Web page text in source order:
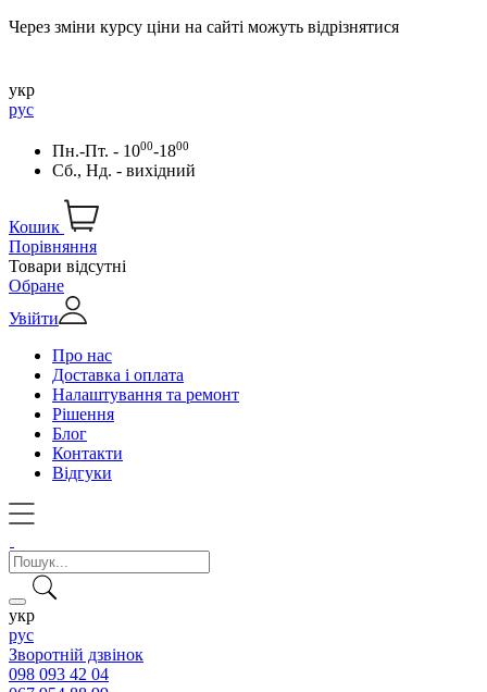
Через зміни курсу ціни на сайті можуть відрізнятися
укр
рус
Пн.-Пт. - 1000-1800
Сб., Нд. - вихідний
Кошик
Порівняння
Товари відсутні
Обране
Увійти
Про нас
Доставка і оплата
Налаштування та ремонт
Рішення
Блог
Контакти
Відгуки
укр
рус
Зворотній дзвінок
098 093 42 04